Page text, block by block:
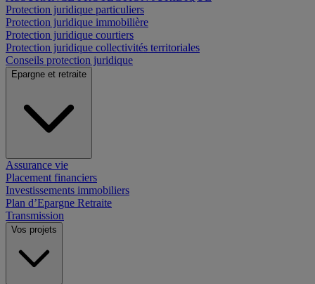
Protection juridique particuliers
Protection juridique immobilière
Protection juridique courtiers
Protection juridique collectivités territoriales
Conseils protection juridique
Epargne et retraite
Assurance vie
Placement financiers
Investissements immobiliers
Plan d’Epargne Retraite
Transmission
Vos projets